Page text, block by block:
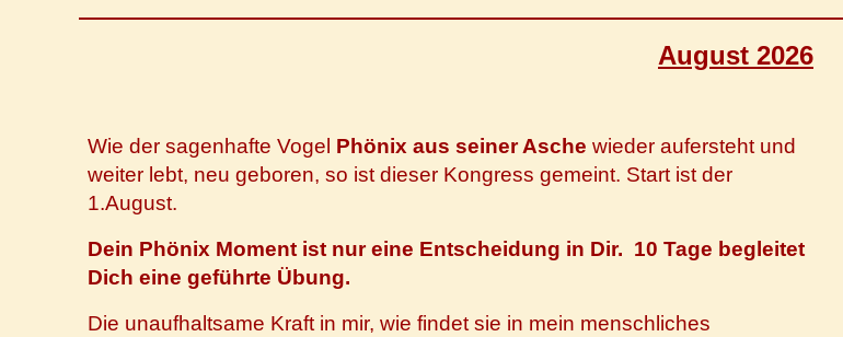
August 2026
Wie der sagenhafte Vogel Phönix aus seiner Asche wieder aufersteht und
weiter lebt, neu geboren, so ist dieser Kongress gemeint. Start ist der
1.August.
Dein Phönix Moment ist nur eine Entscheidung in Dir. 10 Tage begleitet
Dich eine geführte Übung.
Die unaufhaltsame Kraft in mir, wie findet sie in mein menschliches